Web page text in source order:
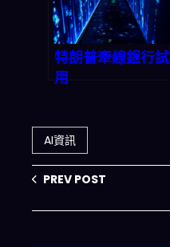
特朗普牽線銀行試
用
全怎麼變成金融競
爭力，2026 之後
鏈路會怎麼接？
AI資訊
PREV POST